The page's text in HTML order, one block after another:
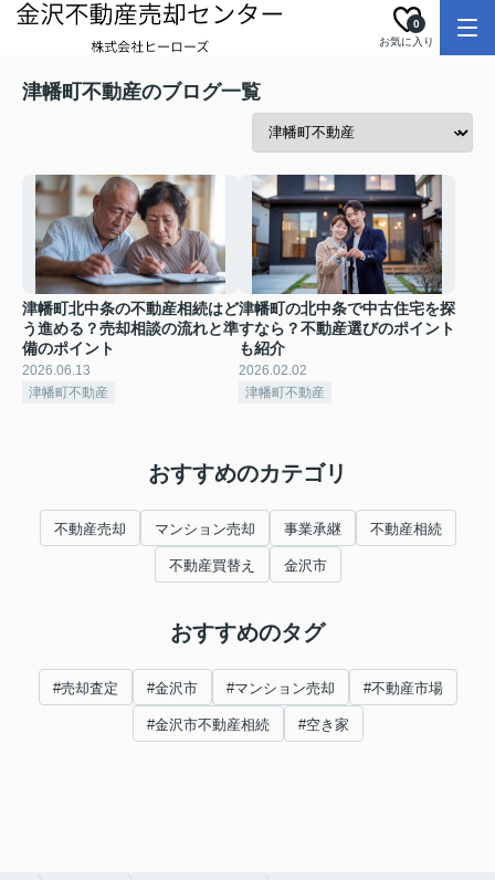
お気に入り
0
津幡町不動産のブログ一覧
津幡町北中条の不動産相続はど
う進める？売却相談の流れと準
備のポイント
2026.06.13
津幡町不動産
津幡町の北中条で中古住宅を探
すなら？不動産選びのポイント
も紹介
2026.02.02
津幡町不動産
おすすめのカテゴリ
不動産売却 マンション売却 事業承継 不動産相続
不動産買替え 金沢市
おすすめのタグ
#売却査定 #金沢市 #マンション売却 #不動産市場
#金沢市不動産相続 #空き家